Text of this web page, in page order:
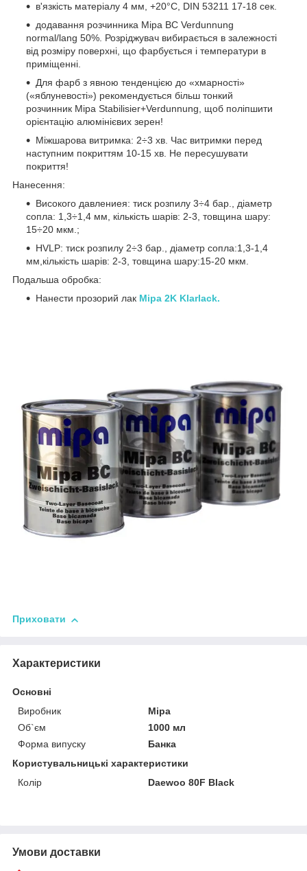
в'язкість матеріалу 4 мм, +20°С, DIN 53211 17-18 сек.
додавання розчинника Mipa ВС Verdunnung
normal/lang 50%. Розріджувач вибирається в залежності
від розміру поверхні, що фарбується і температури в
приміщенні.
Для фарб з явною тенденцією до «хмарності»
(«яблуневості») рекомендується більш тонкий
розчинник Mipa Stabilisier+Verdunnung, щоб поліпшити
орієнтацію алюмінієвих зерен!
Міжшарова витримка: 2÷3 хв. Час витримки перед
наступним покриттям 10-15 хв. Не пересушувати
покриття!
Нанесення:
Високого давлениея: тиск розпилу 3÷4 бар., діаметр
сопла: 1,3÷1,4 мм, кількість шарів: 2-3, товщина шару:
15÷20 мкм.;
HVLP: тиск розпилу 2÷3 бар., діаметр сопла:1,3-1,4
мм,кількість шарів: 2-3, товщина шару:15-20 мкм.
Подальша обробка:
Нанести прозорий лак Mipa 2K Klarlack.
Приховати
Характеристики
Основні
Виробник
Mipa
Об`єм
1000 мл
Форма випуску
Банка
Користувальницькі характеристики
Колір
Daewoo 80F Black
Умови доставки